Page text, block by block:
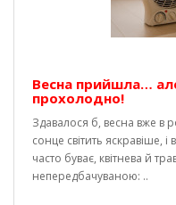
Весна прийшла…
прохолодно!
Здавалося б, весна вже в
сонце світить яскравіше, і
часто буває, квітнева й
непередбачуваною: ..